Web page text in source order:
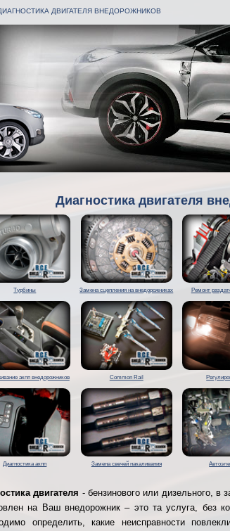
ДВИГАТЕЛЯ ВНЕДОРОЖНИКОВ
Диагностика двигателя
Турбины Замена сцепления на внедорожниках Ремонт
акпп внедорожников Common Rail
Диагностика акпп Замена свечей накаливания
двигателя - бензинового или дизельного, в
на Ваш внедорожник – это та услуга, без
определить, какие неисправности